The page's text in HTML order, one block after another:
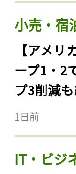
小売・宿
【アメ
ープ1・2
プ3削減
1日前
IT・ビジ